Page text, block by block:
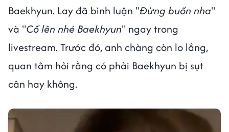
Baekhyun. Lay đã bình luận "Đừng buồn nha"
và "Cố lên nhé Baekhyun" ngay trong
livestream. Trước đó, anh chàng còn lo lắng,
quan tâm hỏi rằng có phải Baekhyun bị sụt
cân hay không.